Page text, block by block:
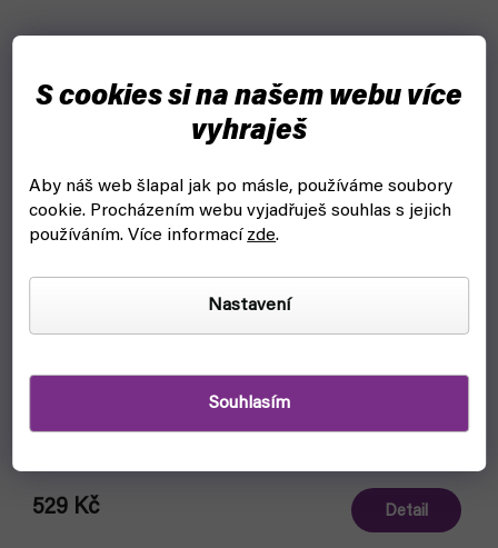
S cookies si na našem webu více
vyhraješ
Aby náš web šlapal jak po másle, používáme soubory
cookie. Procházením webu vyjadřuješ souhlas s jejich
používáním. Více informacízde.
Nastavení
Souhlasím
Stojan na barvy a štětce: AV Corner Paint mod. 26008
(Vallejo)
529 Kč Detail